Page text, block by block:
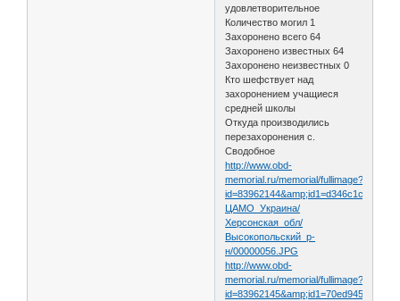
удовлетворительное
Количество могил 1
Захоронено всего 64
Захоронено известных 64
Захоронено неизвестных 0
Кто шефствует над
захоронением учащиеся
средней школы
Откуда производились
перезахоронения с.
Сводобное
http://www.obd-
memorial.ru/memorial/fullimage?
ЦАМО_Украина/
Херсонская_обл/
Высокопольский_р-
н/00000056.JPG
http://www.obd-
memorial.ru/memorial/fullimage?